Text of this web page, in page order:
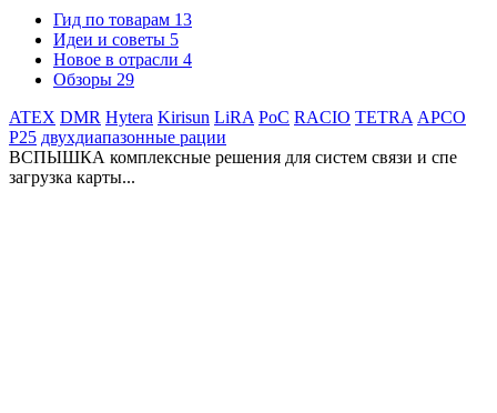
Гид по товарам 13
Идеи и советы 5
Новое в отрасли 4
Обзоры 29
ATEX DMR Hytera Kirisun LiRA PoC RACIO TETRA АРСО
Р25 двухдиапазонные рации
ВСПЫШКА комплексные решения для систем связи и спе
загрузка карты...